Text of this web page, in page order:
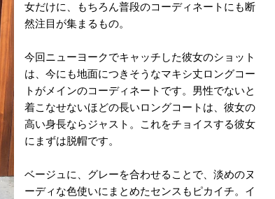
女だけに、もちろん普段のコーディネートにも断
然注目が集まるもの。
今回ニューヨークでキャッチした彼女のショット
は、今にも地面につきそうなマキシ丈ロングコー
トがメインのコーディネートです。男性でないと
着こなせないほどの長いロングコートは、彼女の
高い身長ならジャスト。これをチョイスする彼女
にまずは脱帽です。
ベージュに、グレーを合わせることで、淡めのヌ
ーディな色使いにまとめたセンスもピカイチ。イ